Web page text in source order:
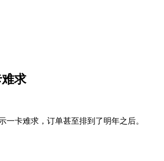
求
卡难求，订单甚至排到了明年之后。